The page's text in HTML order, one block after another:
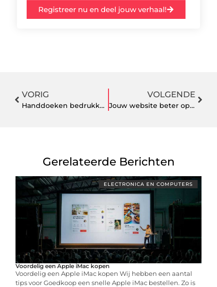
Registreer nu en deel jouw verhaal!
VORIG
Handdoeken bedrukken
VOLGENDE
Jouw website beter op de kaart zetten met content optimalisatie
Gerelateerde Berichten
ELECTRONICA EN COMPUTERS
Voordelig een Apple iMac kopen
Voordelig een Apple iMac kopen Wij hebben een aantal
tips voor Goedkoop een snelle Apple iMac bestellen. Zo is